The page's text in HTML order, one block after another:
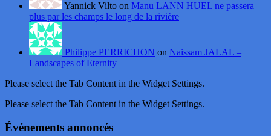
Yannick Vilto on Manu LANN HUEL ne passera
plus par les champs le long de la rivière
Philippe PERRICHON on Naissam JALAL –
Landscapes of Eternity
Please select the Tab Content in the Widget Settings.
Please select the Tab Content in the Widget Settings.
Événements annoncés